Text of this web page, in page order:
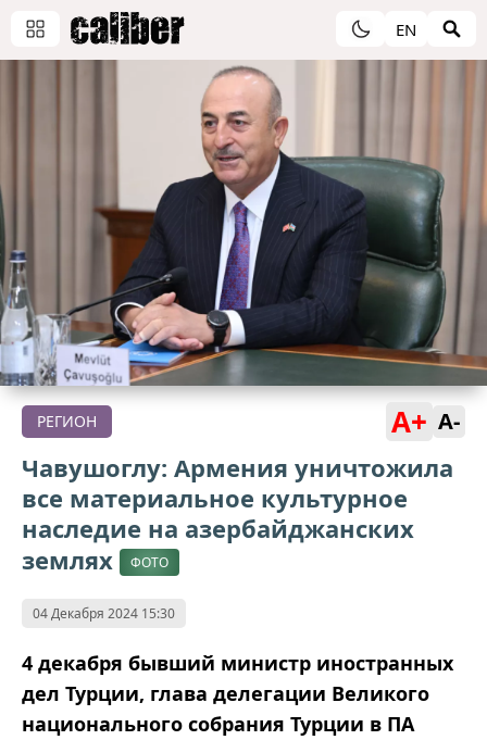
EN
РЕГИОН A+ A-
Чавушоглу: Армения уничтожила
все материальное культурное
наследие на азербайджанских
землях
ФОТО
04 Декабря 2024 15:30
4 декабря бывший министр иностранных
дел Турции, глава делегации Великого
национального собрания Турции в ПА